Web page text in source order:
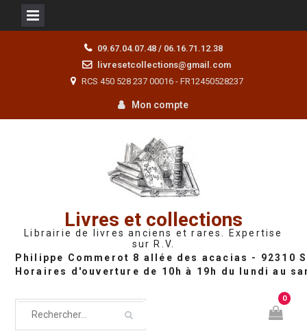
09.67.04.07.48 / 06.16.71.12.38
livresetcollections@gmail.com
RCS 450 528 237 00016 - FR12450528237
Mon compte
Livres et collections
Librairie de livres anciens et rares. Expertise
sur R.V.
0